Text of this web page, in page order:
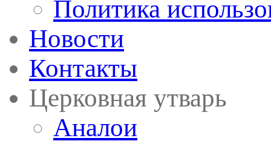
Политика
Новости
Контакты
Церковная утварь
Аналои